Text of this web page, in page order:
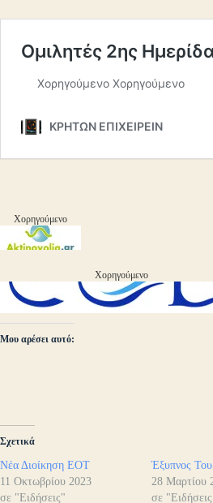
Χορηγούμενο
Χορηγούμενο
Μου αρέσει αυτό:
Σχετικά
Νέα Διοίκηση ΕΟΤ
11 Οκτωβρίου 2023
σε "Ειδήσεις"
Έξυπνος
28 Μαρτίου
σε